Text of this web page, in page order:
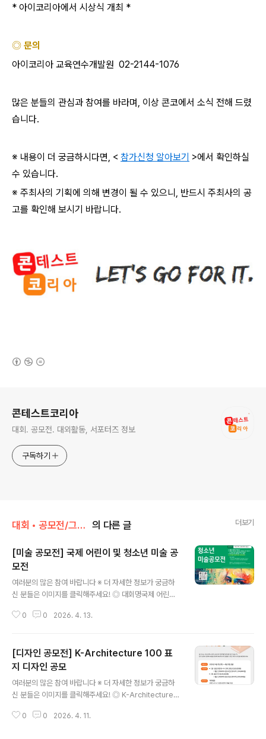
* 아이코리아에서 시상식 개최 *
◎ 문의
아이코리아 교육연수개발원 02-2144-1076
많은 분들의 관심과 참여를 바라며, 이상 콘코에서 소식 전해 드렸
습니다.
※ 내용이 더 궁금하시다면, < 참가신청 알아보기 >에서 확인하실
수 있습니다.
※ 주최사의 기획에 의해 변경이 될 수 있으니, 반드시 주최사의 공
고를 확인해 보시기 바랍니다.
콘테스트코리아
대회. 공모전. 대외활동, 서포터즈 정보
구독하기
대회 • 공모전/그림 • 미술 • 디자인 • 웹툰. 의 다른 글 더보기
[미술 공모전] 국제 어린이 및 청소년 미술 공
모전
여러분의 많은 참여 바랍니다 ※ 더 자세한 정보가 궁금하
신 분들은 이미지를 클릭해주세요! ◎ 대회명국제 어린이
Art Competition) ◎ 참가자격▶ 대 상: 5세 ~ 19세▶
부문 및 규격▶ 대회 부문: 회화 (작품은 반환되지 않습니
다)▶ 규 격: 8절 ※ 모든 작품은 작품 뒷면에 '기관명(학원
명), 기관연락처, 학생명, 학년(유치부는 연령)' 반드시 기재
할 것 ※ 신청서는 다운로드 받아 이메일로 반드시 제출할
동상 ◎ 중..
0 0 2026. 4. 13.
[디자인 공모전] K-Architecture 100 표
지 디자인 공모
여러분의 많은 참여 바랍니다 ※ 더 자세한 정보가 궁금하
신 분들은 이미지를 클릭해주세요! ◎ K-Architecture 1
가능성을 조망하는 단행본 『K-Architecture 100』의 발
0 0 2026. 4. 11.